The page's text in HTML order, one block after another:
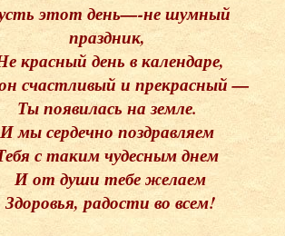
этот день—-не шумный
праздник,
красный день в календаре,
счастливый и прекрасный —
Ты появилась на земле.
И мы сердечно поздравляем
с таким чудесным днем
И от души тебе желаем
Здоровья, радости во всем!